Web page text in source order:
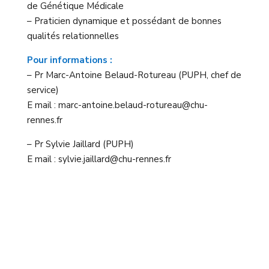
de Génétique Médicale
– Praticien dynamique et possédant de bonnes
qualités relationnelles
Pour informations :
– Pr Marc-Antoine Belaud-Rotureau (PUPH, chef de
service)
E mail : marc-antoine.belaud-rotureau@chu-
rennes.fr
– Pr Sylvie Jaillard (PUPH)
E mail : sylvie.jaillard@chu-rennes.fr